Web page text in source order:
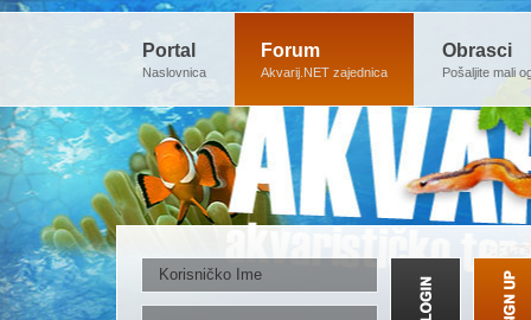
Portal
Naslovnica
Forum
Akvarij.NET zajednica
Obrasci
Pošaljite mali